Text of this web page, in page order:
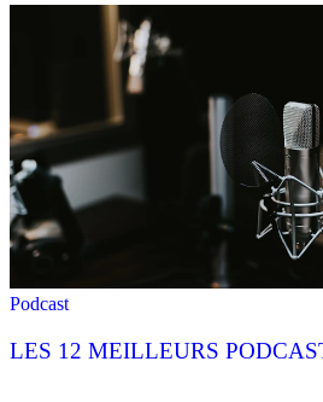
Podcast
LES 12 MEILLEURS